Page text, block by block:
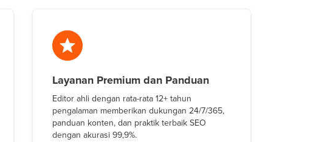
Layanan Premium dan Panduan
Editor ahli dengan rata-rata 12+ tahun
pengalaman memberikan dukungan 24/7/365,
panduan konten, dan praktik terbaik SEO
dengan akurasi 99,9%.